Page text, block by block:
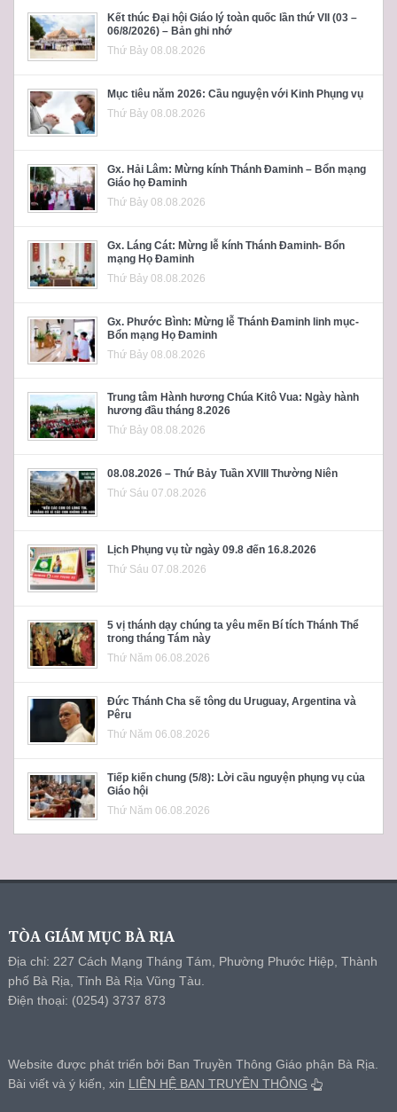
Kết thúc Đại hội Giáo lý toàn quốc lần thứ VII (03 –
06/8/2026) – Bản ghi nhớ
Thứ Bảy 08.08.2026
Mục tiêu năm 2026: Cầu nguyện với Kinh Phụng vụ
Thứ Bảy 08.08.2026
Gx. Hải Lâm: Mừng kính Thánh Đaminh – Bổn mạng
Giáo họ Đaminh
Thứ Bảy 08.08.2026
Gx. Láng Cát: Mừng lễ kính Thánh Đaminh- Bổn
mạng Họ Đaminh
Thứ Bảy 08.08.2026
Gx. Phước Bình: Mừng lễ Thánh Đaminh linh mục-
Bổn mạng Họ Đaminh
Thứ Bảy 08.08.2026
Trung tâm Hành hương Chúa Kitô Vua: Ngày hành
hương đầu tháng 8.2026
Thứ Bảy 08.08.2026
08.08.2026 – Thứ Bảy Tuần XVIII Thường Niên
Thứ Sáu 07.08.2026
Lịch Phụng vụ từ ngày 09.8 đến 16.8.2026
Thứ Sáu 07.08.2026
5 vị thánh dạy chúng ta yêu mến Bí tích Thánh Thể
trong tháng Tám này
Thứ Năm 06.08.2026
Đức Thánh Cha sẽ tông du Uruguay, Argentina và
Pêru
Thứ Năm 06.08.2026
Tiếp kiến chung (5/8): Lời cầu nguyện phụng vụ của
Giáo hội
Thứ Năm 06.08.2026
TÒA GIÁM MỤC BÀ RỊA
Địa chỉ: 227 Cách Mạng Tháng Tám, Phường Phước Hiệp, Thành
phố Bà Rịa, Tỉnh Bà Rịa Vũng Tàu.
Điện thoại: (0254) 3737 873
Website được phát triển bởi Ban Truyền Thông Giáo phận Bà Rịa.
Bài viết và ý kiến, xin LIÊN HỆ BAN TRUYỀN THÔNG